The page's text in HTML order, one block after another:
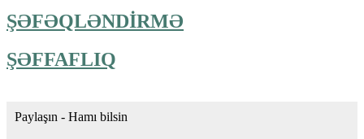
ŞƏFƏQLƏNDİRMƏ
ŞƏFFAFLIQ
Paylaşın - Hamı bilsin